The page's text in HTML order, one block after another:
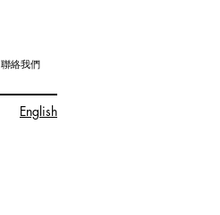
聯絡我們
English